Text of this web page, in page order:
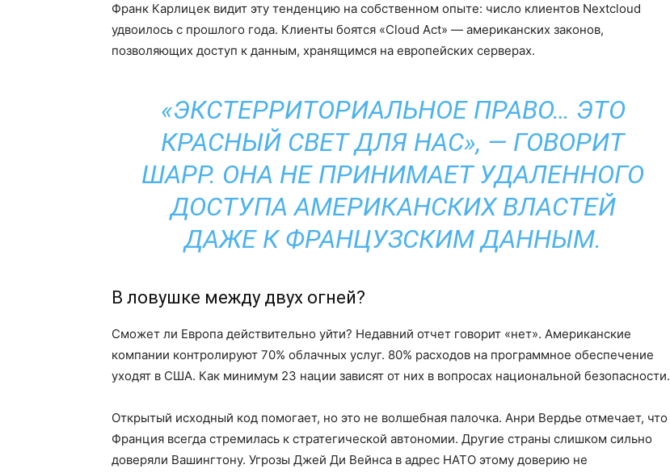
Франк Карлицек видит эту тенденцию на собственном опыте: число клиентов Nextcloud
удвоилось с прошлого года. Клиенты боятся «Cloud Act» — американских законов,
позволяющих доступ к данным, хранящимся на европейских серверах.
«ЭКСТЕРРИТОРИАЛЬНОЕ ПРАВО… ЭТО
КРАСНЫЙ СВЕТ ДЛЯ НАС», — ГОВОРИТ
ШАРР. ОНА НЕ ПРИНИМАЕТ УДАЛЕННОГО
ДОСТУПА АМЕРИКАНСКИХ ВЛАСТЕЙ
ДАЖЕ К ФРАНЦУЗСКИМ ДАННЫМ.
В ловушке между двух огней?
Сможет ли Европа действительно уйти? Недавний отчет говорит «нет». Американские
компании контролируют 70% облачных услуг. 80% расходов на программное обеспечение
уходят в США. Как минимум 23 нации зависят от них в вопросах национальной безопасности.
Открытый исходный код помогает, но это не волшебная палочка. Анри Вердье отмечает, что
Франция всегда стремилась к стратегической автономии. Другие страны слишком сильно
доверяли Вашингтону. Угрозы Джей Ди Вейнса в адрес НАТО этому доверию не